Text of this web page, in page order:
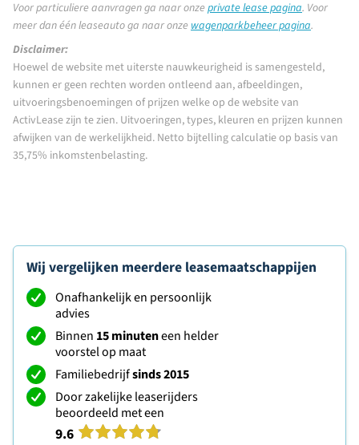
Voor particuliere aanvragen ga naar onzeprivate lease pagina. Voor
meer dan één leaseauto ga naar onzewagenparkbeheer pagina.
Disclaimer:
Hoewel de website met uiterste nauwkeurigheid is samengesteld,
kunnen er geen rechten worden ontleend aan, afbeeldingen,
uitvoeringsbenoemingen of prijzen welke op de website van
ActivLease zijn te zien. Uitvoeringen, types, kleuren en prijzen kunnen
afwijken van de werkelijkheid. Netto bijtelling calculatie op basis van
35,75% inkomstenbelasting.
Wij vergelijken meerdere leasemaatschappijen
Onafhankelijk en persoonlijk
advies
Binnen 15 minuteneen helder
voorstel op maat
Familiebedrijfsinds 2015
Door zakelijke leaserijders
beoordeeld met een
9.6